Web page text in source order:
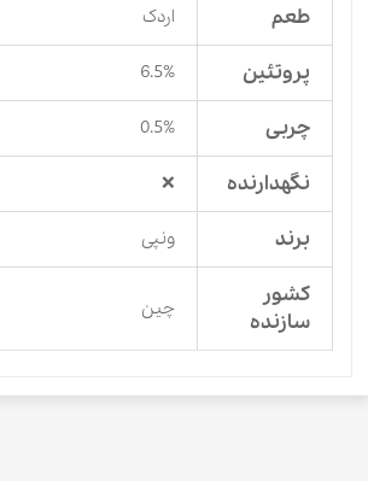
طعم اردک
پروتئین 6.5%
چربی 0.5%
نگهدارنده ❌
برند ونپی
کشور
سازنده
چین